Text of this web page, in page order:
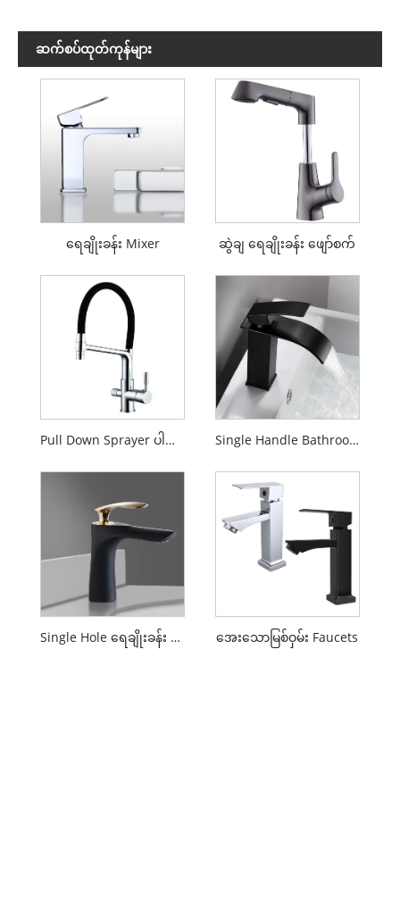
ဆက်စပ်ထုတ်ကုန်များ
ရေချိုးခန်း Mixer ဆွဲချ ရေချိုးခန်း ဖျော်စက်
Pull Down Sprayer ပါသော ရေချိုးခန်း Faucets Single Handle Bathroom Faucets များ
Single Hole ရေချိုးခန်း Faucets အေးသောမြစ်ဝှမ်း Faucets